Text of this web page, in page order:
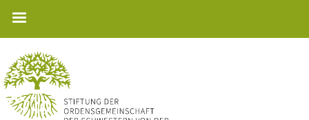
Direkt
zum
Inhalt